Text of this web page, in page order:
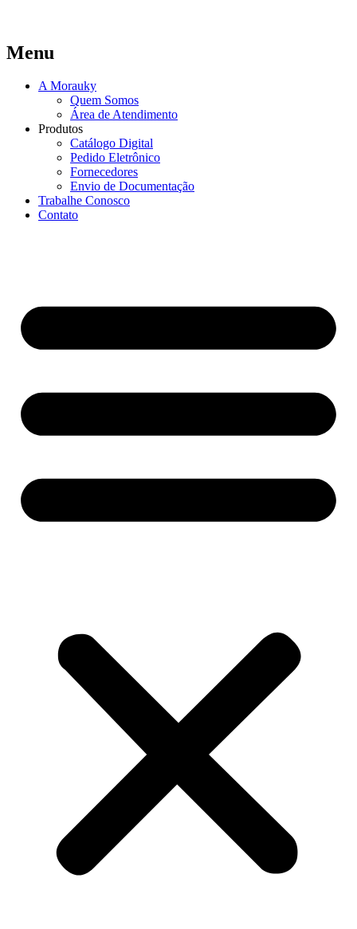
Menu
A Morauky
Quem Somos
Área de Atendimento
Produtos
Catálogo Digital
Pedido Eletrônico
Fornecedores
Envio de Documentação
Trabalhe Conosco
Contato